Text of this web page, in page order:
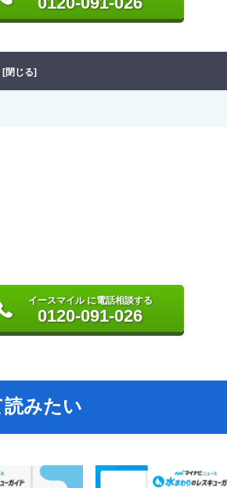
[閉じる]
イースマイル に電話相談する
0120-091-026
みたい